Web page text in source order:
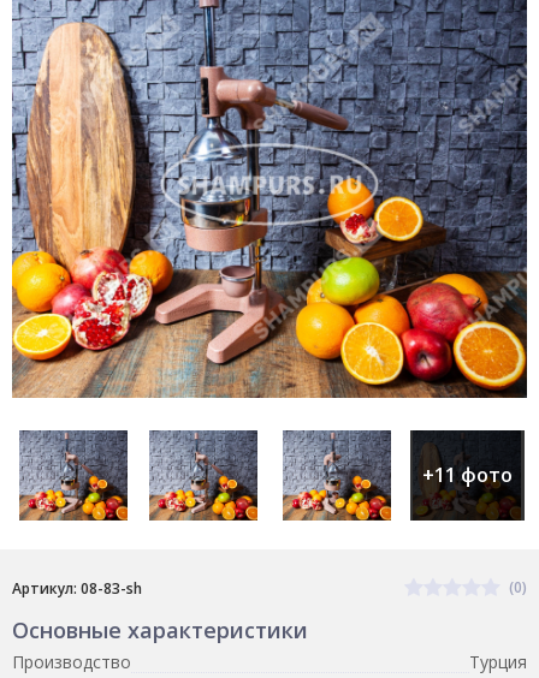
+11 фото
Артикул: 08-83-sh (0)
Основные характеристики
Производство
Турция